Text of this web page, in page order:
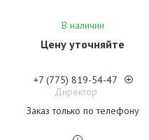
В наличии
Цену уточняйте
+7 (775) 819-54-47
Директор
Заказ только по телефону